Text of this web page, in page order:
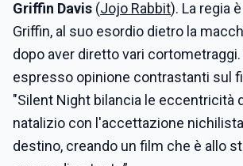
Griffin Davis (Jojo Rabbit). La regia
Griffin, al suo esordio dietro la
dopo aver diretto vari cortometraggi.
espresso opinione contrastanti sul
"Silent Night bilancia le eccentricità
natalizio con l'accettazione
destino, creando un film che è allo